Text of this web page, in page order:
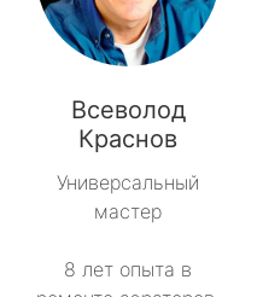
Всеволод
Краснов
Универсальный
мастер
8 лет опыта в